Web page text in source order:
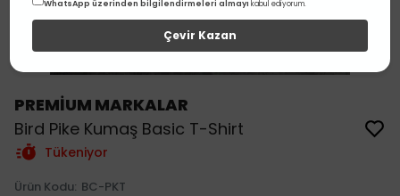
PREMİUM MARKALAR
Bird Pike Kumaş Basic T-Shirt
Tükeniyor
Ürün Kodu: BC-PKT
WhatsApp üzerinden bilgilendirmeleri almayı kabul ediyorum.
Çevir Kazan